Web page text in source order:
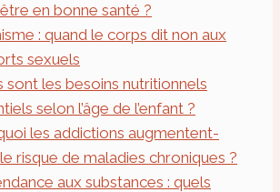
en bonne santé ?
: quand le corps dit non aux
sexuels
sont les besoins nutritionnels
selon l’âge de l’enfant ?
les addictions augmentent-
risque de maladies chroniques ?
aux substances : quels